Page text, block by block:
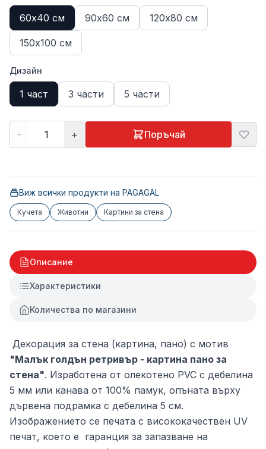
60х40 см 90х60 см 120х80 см
150х100 см
Дизайн
1 част 3 части 5 части
- + Поръчай
Виж всички продукти на PAGAGAL
Кучета Животни Картини за стена
Описание
Характеристики
Количества по магазини
Декорация за стена (картина, пано) с мотив
"Малък голдън ретривър - картина пано за
стена". Изработена от олекотено PVC с дебелина
5 мм или канава от 100% памук, опъната върху
дървена подрамка с дебелина 5 см.
Изображението се печата с висококачествен UV
печат, което е гаранция за запазване на